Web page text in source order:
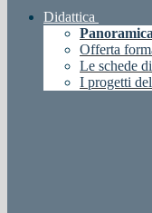
Didattica
Panoramica
Offerta
Le schede
I progetti